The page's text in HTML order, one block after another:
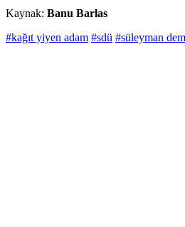
Kaynak: Banu Barlas
#kağıt yiyen adam #sdü #süleyman